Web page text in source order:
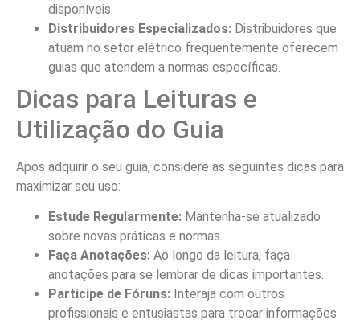
disponíveis.
Distribuidores Especializados: Distribuidores que
atuam no setor elétrico frequentemente oferecem
guias que atendem a normas específicas.
Dicas para Leituras e
Utilização do Guia
Após adquirir o seu guia, considere as seguintes dicas para
maximizar seu uso:
Estude Regularmente: Mantenha-se atualizado
sobre novas práticas e normas.
Faça Anotações: Ao longo da leitura, faça
anotações para se lembrar de dicas importantes.
Participe de Fóruns: Interaja com outros
profissionais e entusiastas para trocar informações